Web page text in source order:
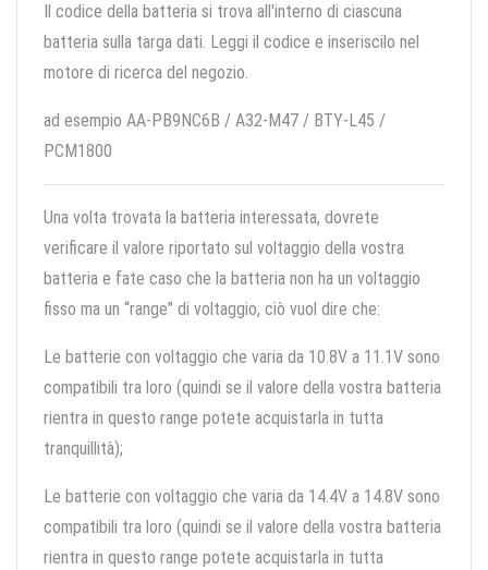
Il codice della batteria si trova all'interno di ciascuna
batteria sulla targa dati. Leggi il codice e inseriscilo nel
motore di ricerca del negozio.
ad esempio AA-PB9NC6B / A32-M47 / BTY-L45 /
PCM1800
Una volta trovata la batteria interessata, dovrete
verificare il valore riportato sul voltaggio della vostra
batteria e fate caso che la batteria non ha un voltaggio
fisso ma un “range” di voltaggio, ciò vuol dire che:
Le batterie con voltaggio che varia da 10.8V a 11.1V sono
compatibili tra loro (quindi se il valore della vostra batteria
rientra in questo range potete acquistarla in tutta
tranquillità);
Le batterie con voltaggio che varia da 14.4V a 14.8V sono
compatibili tra loro (quindi se il valore della vostra batteria
rientra in questo range potete acquistarla in tutta